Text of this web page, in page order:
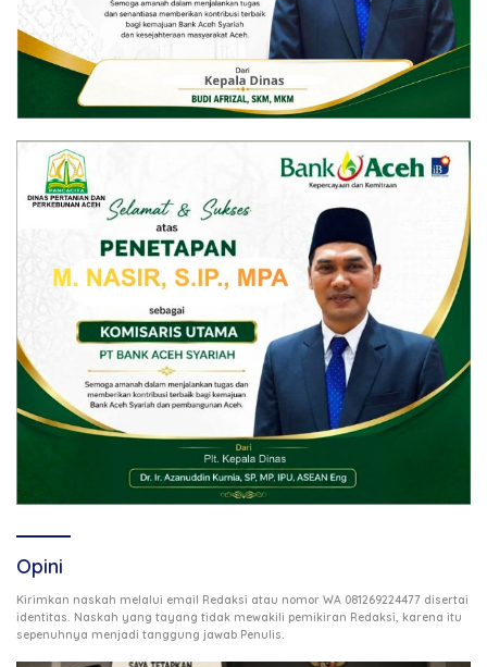
Opini
Kirimkan naskah melalui email Redaksi atau nomor WA 081269224477 disertai
identitas. Naskah yang tayang tidak mewakili pemikiran Redaksi, karena itu
sepenuhnya menjadi tanggung jawab Penulis